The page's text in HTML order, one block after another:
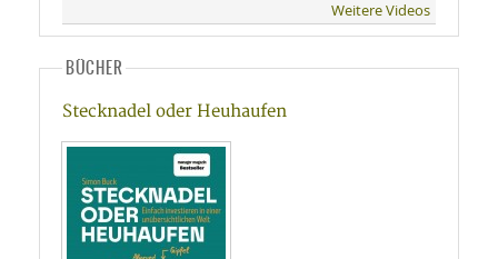
Weitere Videos
BÜCHER
Stecknadel oder Heuhaufen